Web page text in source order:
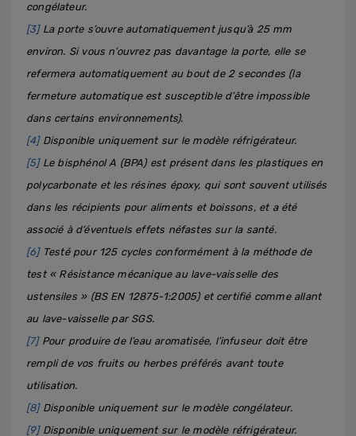
congélateur.
[3]La porte s’ouvre automatiquement jusqu’à 25 mm
environ. Si vous n’ouvrez pas davantage la porte, elle se
refermera automatiquement au bout de 2 secondes (la
fermeture automatique est susceptible d’être impossible
dans certains environnements).
[4]Disponible uniquement sur le modèle réfrigérateur.
[5]Le bisphénol A (BPA) est présent dans les plastiques en
polycarbonate et les résines époxy, qui sont souvent utilisés
dans les récipients pour aliments et boissons, et a été
associé à d’éventuels effets néfastes sur la santé.
[6]Testé pour 125 cycles conformément à la méthode de
test « Résistance mécanique au lave-vaisselle des
ustensiles » (BS EN 12875-1:2005) et certifié comme allant
au lave-vaisselle par SGS.
[7]Pour produire de l’eau aromatisée, l’infuseur doit être
rempli de vos fruits ou herbes préférés avant toute
utilisation.
[8]Disponible uniquement sur le modèle congélateur.
[9]Disponible uniquement sur le modèle réfrigérateur.